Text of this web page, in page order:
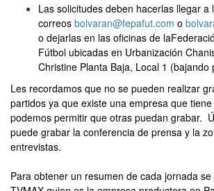
Las solicitudes deben hacerlas llegar a
correos bolvaran@fepafut.com o
o dejarlas en las oficinas de
Fútbol ubicadas en Urbanización
Christine Planta Baja, Local 1 (bajando
Les recordamos que no se pueden realizar
partidos ya que existe una empresa que
podemos permitir que otras puedan grabar.
puede grabar la conferencia de prensa y la
entrevistas.
Para obtener un resumen de cada jornada